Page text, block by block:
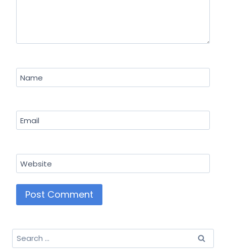
Name
Email
Website
Search
for: